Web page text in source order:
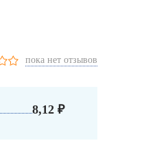
пока нет отзывов
8,12 ₽